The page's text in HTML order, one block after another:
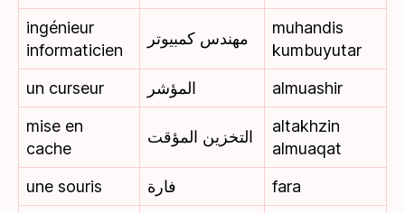
ingénieur
informaticien
مهندس كمبيوتر
muhandis
kumbuyutar
un curseur
المؤشر
almuashir
mise en
cache
التخزين المؤقت
altakhzin
almuaqat
une souris
فارة fara